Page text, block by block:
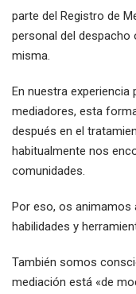
parte del Registro de
personal del despacho
misma.
En nuestra
mediadores, esta
después en el
habitualmente nos
comunidades.
Por eso, os animamos
habilidades y
También somos
mediación está «de